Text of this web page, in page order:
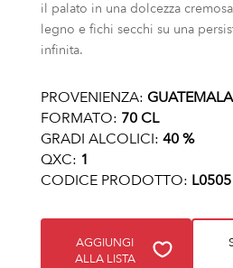
il palato in una dolcezza
legno e fichi secchi su una
infinita.
PROVENIENZA: GUATEMALA
FORMATO: 70 CL
GRADI ALCOLICI: 40 %
QXC: 1
CODICE PRODOTTO: L0505
AGGIUNGI
ALLA LISTA